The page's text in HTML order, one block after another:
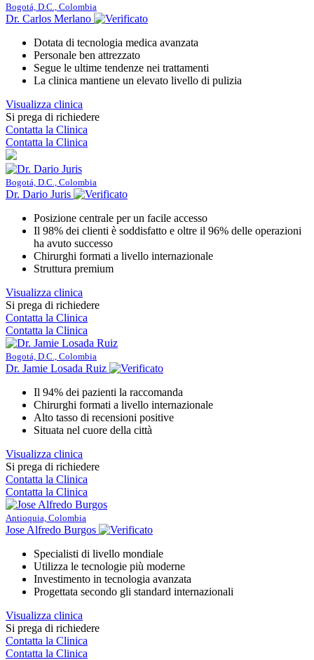
Bogotá, D.C., Colombia
Dr. Carlos Merlano
Dotata di tecnologia medica avanzata
Personale ben attrezzato
Segue le ultime tendenze nei trattamenti
La clinica mantiene un elevato livello di pulizia
Visualizza clinica
Si prega di richiedere
Contatta la Clinica
Contatta la Clinica
Bogotá, D.C., Colombia
Dr. Dario Juris
Posizione centrale per un facile accesso
Il 98% dei clienti è soddisfatto e oltre il 96% delle operazioni
ha avuto successo
Chirurghi formati a livello internazionale
Struttura premium
Visualizza clinica
Si prega di richiedere
Contatta la Clinica
Contatta la Clinica
Bogotá, D.C., Colombia
Dr. Jamie Losada Ruiz
Il 94% dei pazienti la raccomanda
Chirurghi formati a livello internazionale
Alto tasso di recensioni positive
Situata nel cuore della città
Visualizza clinica
Si prega di richiedere
Contatta la Clinica
Contatta la Clinica
Antioquia, Colombia
Jose Alfredo Burgos
Specialisti di livello mondiale
Utilizza le tecnologie più moderne
Investimento in tecnologia avanzata
Progettata secondo gli standard internazionali
Visualizza clinica
Si prega di richiedere
Contatta la Clinica
Contatta la Clinica